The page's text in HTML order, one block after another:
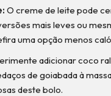
O creme de leite pode
mais leves ou
uma opção menos
adicionar coco
de goiabada à
deste bolo.